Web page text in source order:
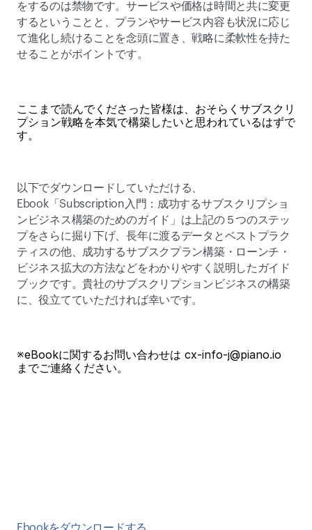
をするのは禁物です。サービスや価格は時間と共に変更
するということと、プランやサービス内容も状況に応じ
て進化し続けることを念頭に置き、戦略に柔軟性を持た
せることがポイントです。
ここまで読んでくださった皆様は、おそらくサブスクリ
プション戦略を本気で構築したいと思われているはずで
す。
以下でダウンロードしていただける、
Ebook「Subscription入門：成功するサブスクリプショ
ンビジネス構築のためのガイド」は上記の５つのステッ
プをさらに掘り下げ、長年に渡るデータとベストプラク
ティスの他、成功するサブスクプラン構築・ローンチ・
ビジネス拡大の方法などをわかりやすく説明したガイド
ブックです。貴社のサブスクリプションビジネスの構築
に、役立てていただければ幸いです。
※eBookに関するお問い合わせは cx-info-j@piano.io
までご連絡ください。